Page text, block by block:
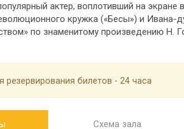
актер, воплотивший на
кружка («Бесы») и
по знаменитому произведению Н.
резервирования билетов - 24 часа
Схема зала